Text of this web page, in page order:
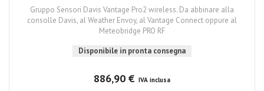
Gruppo Sensori Davis Vantage Pro2 wireless. Da abbinare alla
consolle Davis, al Weather Envoy, al Vantage Connect oppure al
Meteobridge PRO RF
Disponibile in pronta consegna
886,90 € IVA inclusa